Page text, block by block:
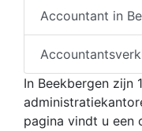
Accountant in
In Beekbergen zijn
pagina vindt u een